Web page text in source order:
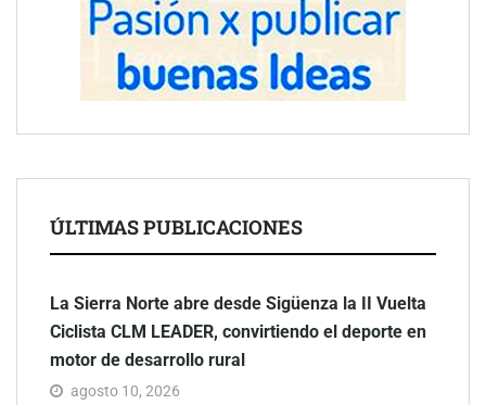
ÚLTIMAS PUBLICACIONES
La Sierra Norte abre desde Sigüenza la II Vuelta
Ciclista CLM LEADER, convirtiendo el deporte en
motor de desarrollo rural
agosto 10, 2026